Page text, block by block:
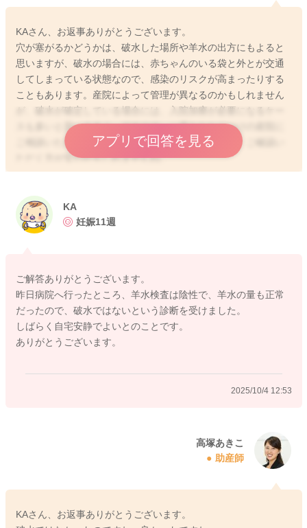
KAさん、お返事ありがとうございます。
穴が塞がるかどうかは、破水した場所や羊水の出方にもよると
思いますが、破水の場合には、赤ちゃんのいる袋と外とが交通
してしまっている状態なので、感染のリスクが高まったりする
こともあります。産院によって管理が異なるのかもしれません
が、破水が確定している場合には、入院加療が必要になるケー
スも多いと思いますよ。ですので、一度おかかりつけの産院に
ご相談いただいて、自宅安静でも問題ないのかなど、ご確認い
ただく方が安心かもしれませんね。
アプリで回答を見る
KA
妊娠11週
ご解答ありがとうございます。
昨日病院へ行ったところ、羊水検査は陰性で、羊水の量も正常
だったので、破水ではないという診断を受けました。
しばらく自宅安静でよいとのことです。
ありがとうございます。
2025/10/4 12:53
高塚あきこ
助産師
KAさん、お返事ありがとうございます。